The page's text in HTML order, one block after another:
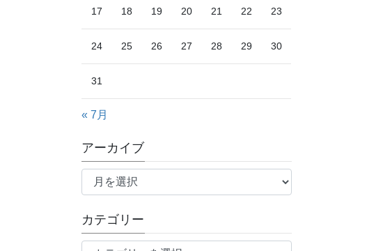
17 18 19 20 21 22 23
24 25 26 27 28 29 30
31
« 7月
アーカイブ
ア
イ
ブ
カテゴリー